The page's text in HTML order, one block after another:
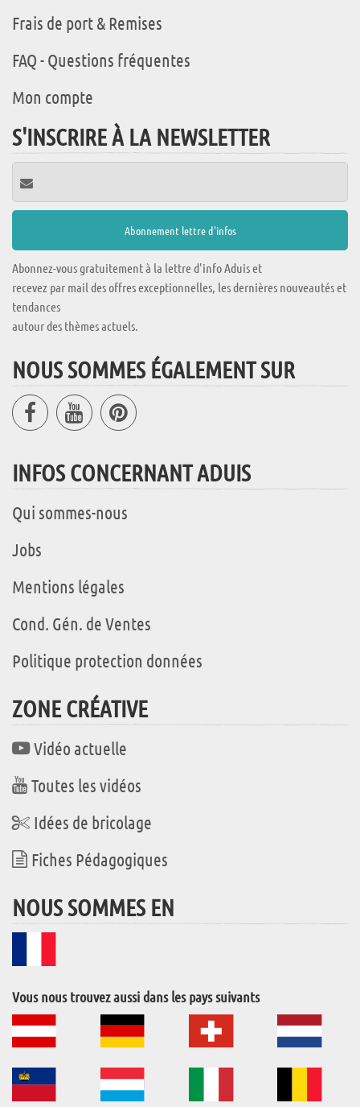
Frais de port & Remises
FAQ - Questions fréquentes
Mon compte
S'INSCRIRE À LA NEWSLETTER
Abonnez-vous gratuitement à la lettre d'info Aduis et
recevez par mail des offres exceptionnelles, les dernières nouveautés et
tendances
autour des thèmes actuels.
NOUS SOMMES ÉGALEMENT SUR
INFOS CONCERNANT ADUIS
Qui sommes-nous
Jobs
Mentions légales
Cond. Gén. de Ventes
Politique protection données
ZONE CRÉATIVE
Vidéo actuelle
Toutes les vidéos
Idées de bricolage
Fiches Pédagogiques
NOUS SOMMES EN
Vous nous trouvez aussi dans les pays suivants